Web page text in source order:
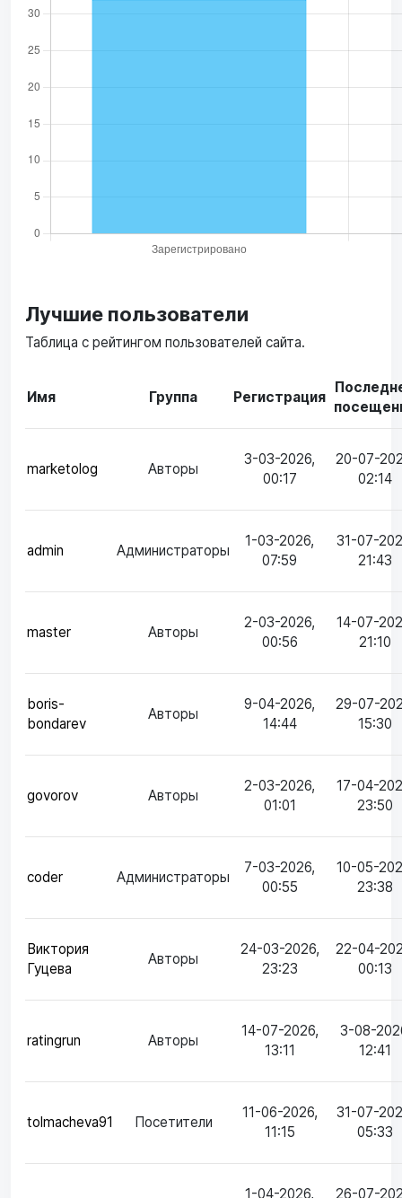
Лучшие пользователи
Таблица с рейтингом пользователей сайта.
Имя Группа Регистрация
marketolog Авторы
3-03-2026,
00:17
20-07-
02:14
admin Администраторы
1-03-2026,
07:59
31-07-
21:43
master Авторы
2-03-2026,
00:56
14-07-
21:10
boris-
bondarev
Авторы
9-04-2026,
14:44
29-07-
15:30
govorov Авторы
2-03-2026,
01:01
17-04-
23:50
coder Администраторы
7-03-2026,
00:55
10-05-
23:38
Виктория
Гуцева
Авторы
24-03-2026,
23:23
22-04-
00:13
ratingrun Авторы
14-07-2026,
13:11
3-08-
12:41
tolmacheva91 Посетители
11-06-2026,
11:15
31-07-
05:33
1-04-2026, 26-07-